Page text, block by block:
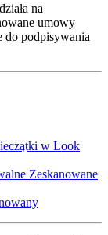
na
umowy
do podpisywania
w Look
Zeskanowane